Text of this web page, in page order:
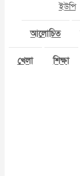
ইউপি
আলোচিত
খেলা শিক্ষা